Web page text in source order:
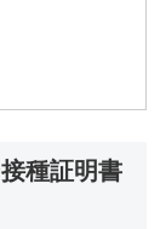
種証明書